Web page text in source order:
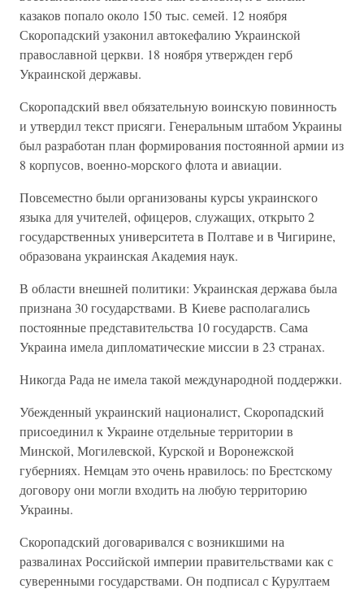
казаков попало около 150 тыс. семей. 12 ноября
Скоропадский узаконил автокефалию Украинской
православной церкви. 18 ноября утвержден герб
Украинской державы.
Скоропадский ввел обязательную воинскую повинность
и утвердил текст присяги. Генеральным штабом Украины
был разработан план формирования постоянной армии из
8 корпусов, военно-морского флота и авиации.
Повсеместно были организованы курсы украинского
языка для учителей, офицеров, служащих, открыто 2
государственных университета в Полтаве и в Чигирине,
образована украинская Академия наук.
В области внешней политики: Украинская держава была
признана 30 государствами. В Киеве располагались
постоянные представительства 10 государств. Сама
Украина имела дипломатические миссии в 23 странах.
Никогда Рада не имела такой международной поддержки.
Убежденный украинский националист, Скоропадский
присоединил к Украине отдельные территории в
Минской, Могилевской, Курской и Воронежской
губерниях. Немцам это очень нравилось: по Брестскому
договору они могли входить на любую территорию
Украины.
Скоропадский договаривался с возникшими на
развалинах Российской империи правительствами как с
суверенными государствами. Он подписал с Курултаем